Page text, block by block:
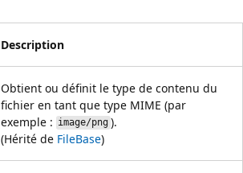
Description
Obtient ou définit le type de contenu du
fichier en tant que type MIME (par
exemple : image/png ).
(Hérité de FileBase)